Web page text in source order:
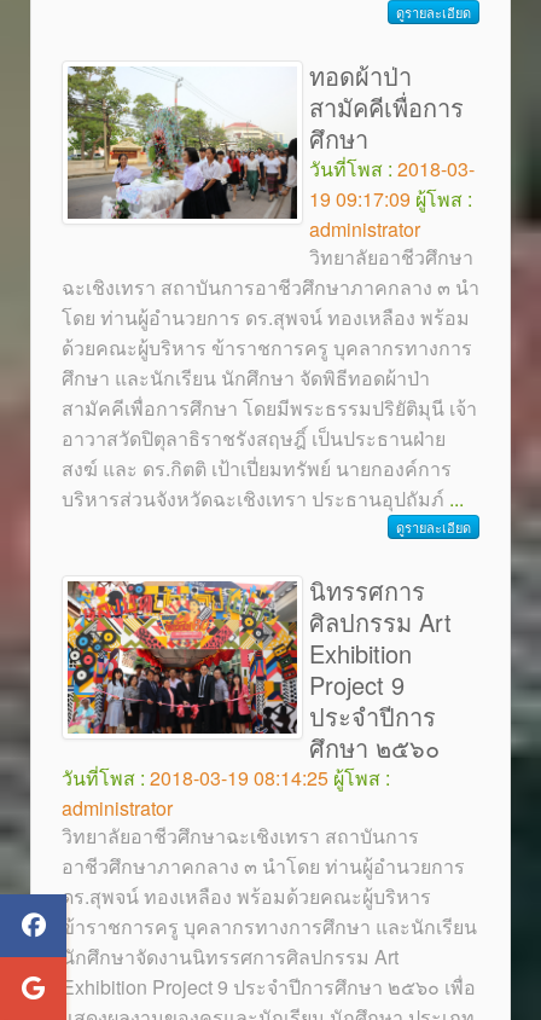
ดูรายละเอียด
ทอดผ้าป่า
สามัคคีเพื่อการ
ศึกษา
วันที่โพส : 2018-03-
19 09:17:09 ผู้โพส :
administrator
วิทยาลัยอาชีวศึกษา
ฉะเชิงเทรา สถาบันการอาชีวศึกษาภาคกลาง ๓ นำ
โดย ท่านผู้อำนวยการ ดร.สุพจน์ ทองเหลือง พร้อม
ด้วยคณะผู้บริหาร ข้าราชการครู บุคลากรทางการ
ศึกษา และนักเรียน นักศึกษา จัดพิธีทอดผ้าป่า
สามัคคีเพื่อการศึกษา โดยมีพระธรรมปริยัติมุนี เจ้า
อาวาสวัดปิตุลาธิราชรังสฤษฎิ์ เป็นประธานฝ่าย
สงฆ์ และ ดร.กิตติ เป้าเปี่ยมทรัพย์ นายกองค์การ
บริหารส่วนจังหวัดฉะเชิงเทรา ประธานอุปถัมภ์ ...
ดูรายละเอียด
นิทรรศการ
ศิลปกรรม Art
Exhibition
Project 9
ประจำปีการ
ศึกษา ๒๕๖๐
วันที่โพส : 2018-03-19 08:14:25 ผู้โพส :
administrator
วิทยาลัยอาชีวศึกษาฉะเชิงเทรา สถาบันการ
อาชีวศึกษาภาคกลาง ๓ นำโดย ท่านผู้อำนวยการ
ดร.สุพจน์ ทองเหลือง พร้อมด้วยคณะผู้บริหาร
ข้าราชการครู บุคลากรทางการศึกษา และนักเรียน
นักศึกษาจัดงานนิทรรศการศิลปกรรม Art
Exhibition Project 9 ประจำปีการศึกษา ๒๕๖๐ เพื่อ